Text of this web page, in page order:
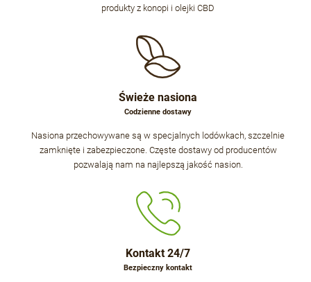
produkty z konopi i olejki CBD
Świeże nasiona
Codzienne dostawy
Nasiona przechowywane są w specjalnych lodówkach, szczelnie
zamknięte i zabezpieczone. Częste dostawy od producentów
pozwalają nam na najlepszą jakość nasion.
Kontakt 24/7
Bezpieczny kontakt